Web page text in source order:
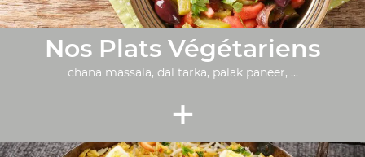
Nos Plats Végétariens
chana massala, dal tarka, palak paneer, ...
+